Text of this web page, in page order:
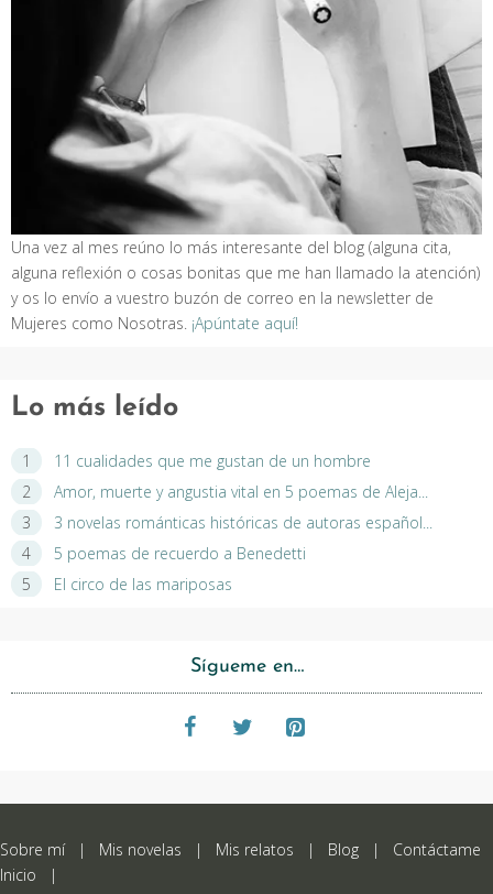
Una vez al mes reúno lo más interesante del blog (alguna cita,
alguna reflexión o cosas bonitas que me han llamado la atención)
y os lo envío a vuestro buzón de correo en la newsletter de
Mujeres como Nosotras. ¡Apúntate aquí!
Lo más leído
11 cualidades que me gustan de un hombre
Amor, muerte y angustia vital en 5 poemas de Aleja...
3 novelas románticas históricas de autoras español...
5 poemas de recuerdo a Benedetti
El circo de las mariposas
Sígueme en…
Sobre mí| Mis novelas | Mis relatos | Blog | Contáctame
Inicio |